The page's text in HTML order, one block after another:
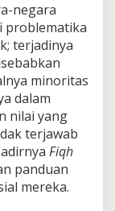
negara
problematika
terjadinya
minoritas
dalam
nilai yang
terjawab
Fiqh
panduan
mereka.